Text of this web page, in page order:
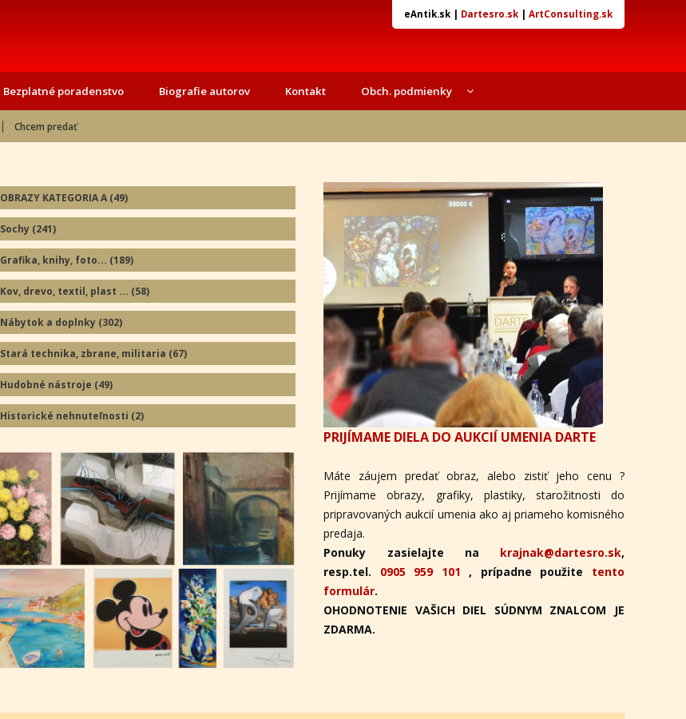
eAntik.sk| Dartesro.sk| ArtConsulting.sk
Bezplatné poradenstvo Biografie autorov Kontakt Obch. podmienky
Chcem predať
OBRAZY KATEGORIA A (49)
Sochy (241)
Grafika, knihy, foto... (189)
Kov, drevo, textil, plast ... (58)
Nábytok a doplnky (302)
Stará technika, zbrane, militaria (67)
Hudobné nástroje (49)
Historické nehnuteľnosti (2)
PRIJÍMAME DIELA DO AUKCIÍ UMENIA DARTE
Máte záujem predať obraz, alebo zistiť jeho cenu ?
Prijímame obrazy, grafiky, plastiky, starožitnosti do
pripravovaných aukcií umenia ako aj priameho komisného
predaja.
Ponuky zasielajte na krajnak@dartesro.sk,
resp.tel. 0905 959 101 , prípadne použite tento
formulár.
OHODNOTENIE VAŠICH DIEL SÚDNYM ZNALCOM JE
ZDARMA.